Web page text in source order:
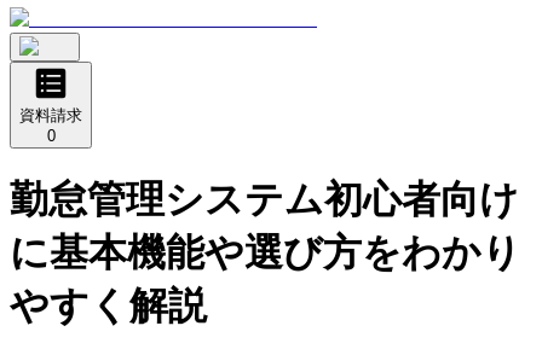
資料請求
0
勤怠管理システム初心者向け
に基本機能や選び方をわかり
やすく解説